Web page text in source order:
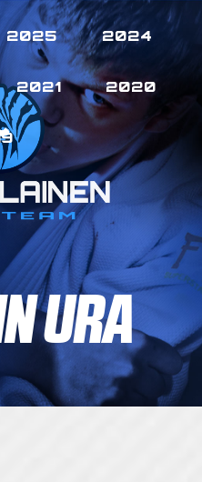
URA
2025 2024
2021 2020